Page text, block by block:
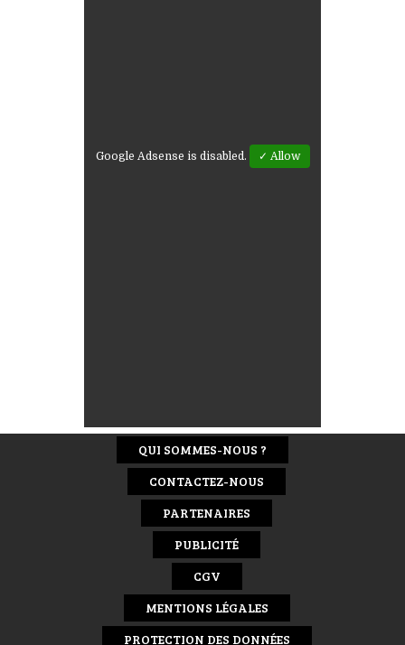
Google Adsense is disabled. ✓ Allow
QUI SOMMES-NOUS ?
CONTACTEZ-NOUS
PARTENAIRES
PUBLICITÉ
CGV
MENTIONS LÉGALES
PROTECTION DES DONNÉES